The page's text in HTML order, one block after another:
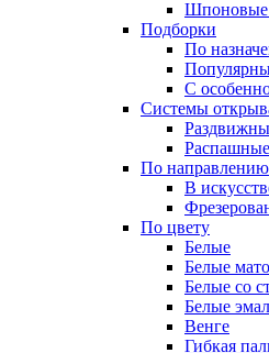
Шпоновые
Подборки
По
С
Системы
По направлению
В
По цвету
Белые
Белые
Белые со
Белые
Венге
Гибкая